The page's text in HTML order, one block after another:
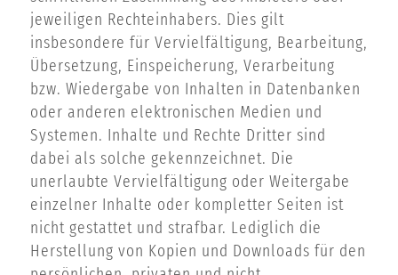
jeweiligen Rechteinhabers. Dies gilt
insbesondere für Vervielfältigung, Bearbeitung,
Übersetzung, Einspeicherung, Verarbeitung
bzw. Wiedergabe von Inhalten in Datenbanken
oder anderen elektronischen Medien und
Systemen. Inhalte und Rechte Dritter sind
dabei als solche gekennzeichnet. Die
unerlaubte Vervielfältigung oder Weitergabe
einzelner Inhalte oder kompletter Seiten ist
nicht gestattet und strafbar. Lediglich die
Herstellung von Kopien und Downloads für den